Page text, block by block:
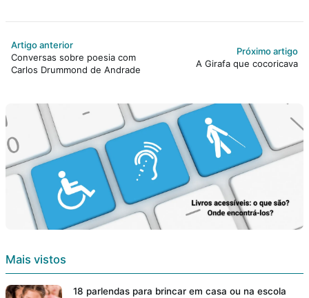
Artigo anterior
Conversas sobre poesia com
Carlos Drummond de Andrade
Próximo artigo
A Girafa que cocoricava
Mais vistos
18 parlendas para brincar em casa ou na escola